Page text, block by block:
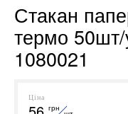
Стакан
термо
1080021
Ціна
грн